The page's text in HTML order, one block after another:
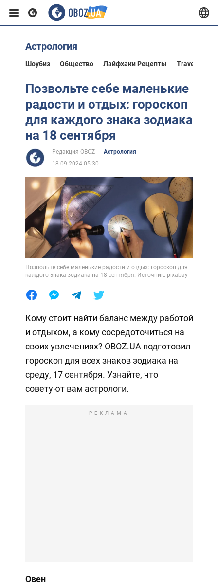
Европа
США
Азия
Африка
Жизнь
Лайфхаки
Астрология
Шоубиз Общество Лайфхаки Рецепты Travel
Позвольте себе маленькие
радости и отдых: гороскоп
для каждого знака зодиака
на 18 сентября
Редакция OBOZ
Астрология
18.09.2024 05:30
Позвольте себе маленькие радости и отдых: гороскоп для
каждого знака зодиака на 18 сентября. Источник: pixabay
Кому стоит найти баланс между работой
и отдыхом, а кому сосредоточиться на
своих увлечениях? OBOZ.UA подготовил
гороскоп для всех знаков зодиака на
среду, 17 сентября. Узнайте, что
советуют вам астрологи.
РЕКЛАМА
Овен